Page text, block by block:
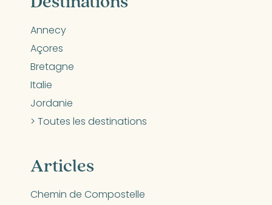
Annecy
Açores
Bretagne
Italie
Jordanie
> Toutes les destinations
Articles
Chemin de Compostelle